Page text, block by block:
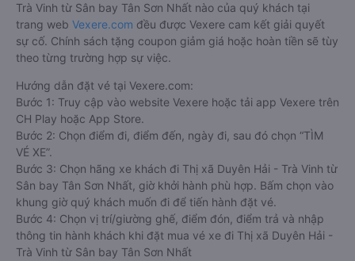
Trà Vinh từ Sân bay Tân Sơn Nhất nào của quý khách tại
trang web Vexere.com đều được Vexere cam kết giải quyết
sự cố. Chính sách tặng coupon giảm giá hoặc hoàn tiền sẽ tùy
theo từng trường hợp sự việc.
Hướng dẫn đặt vé tại Vexere.com:
Bước 1: Truy cập vào website Vexere hoặc tải app Vexere trên
CH Play hoặc App Store.
Bước 2: Chọn điểm đi, điểm đến, ngày đi, sau đó chọn “TÌM
VÉ XE”.
Bước 3: Chọn hãng xe khách đi Thị xã Duyên Hải - Trà Vinh từ
Sân bay Tân Sơn Nhất, giờ khởi hành phù hợp. Bấm chọn vào
khung giờ quý khách muốn đi để tiến hành đặt vé.
Bước 4: Chọn vị trí/giường ghế, điểm đón, điểm trả và nhập
thông tin hành khách khi đặt mua vé xe đi Thị xã Duyên Hải -
Trà Vinh từ Sân bay Tân Sơn Nhất